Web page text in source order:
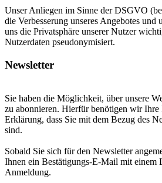
Unser Anliegen im Sinne der DSGVO
die Verbesserung unseres Angebotes und
uns die Privatsphäre unserer Nutzer
Nutzerdaten pseudonymisiert.
Newsletter
Sie haben die Möglichkeit, über unsere
zu abonnieren. Hierfür benötigen wir
Erklärung, dass Sie mit dem Bezug des
sind.
Sobald Sie sich für den Newsletter
Ihnen ein Bestätigungs-E-Mail mit einem
Anmeldung.